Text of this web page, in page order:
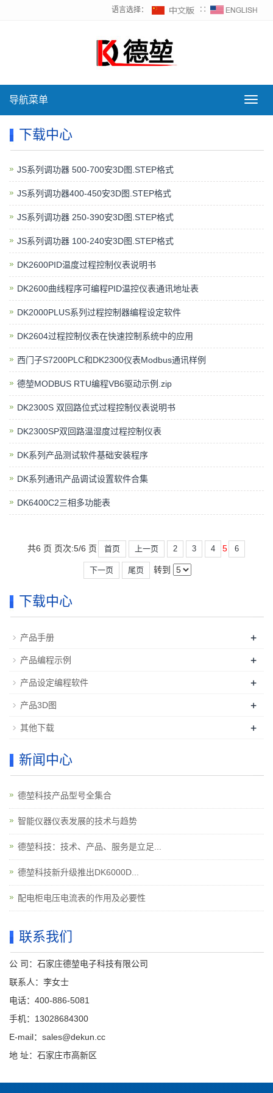
语言选择： ∷
导
导航菜单
下载中心
JS系列调功器 500-700安3D图.STEP格式
JS系列调功器400-450安3D图.STEP格式
JS系列调功器 250-390安3D图.STEP格式
JS系列调功器 100-240安3D图.STEP格式
DK2600PID温度过程控制仪表说明书
DK2600曲线程序可编程PID温控仪表通讯地址表
DK2000PLUS系列过程控制器编程设定软件
DK2604过程控制仪表在快速控制系统中的应用
西门子S7200PLC和DK2300仪表Modbus通讯样例
德堃MODBUS RTU编程VB6驱动示例.zip
DK2300S 双回路位式过程控制仪表说明书
DK2300SP双回路温湿度过程控制仪表
DK系列产品测试软件基础安装程序
DK系列通讯产品调试设置软件合集
DK6400C2三相多功能表
共6 页 页次:5/6 页 首页 上一页 2 3 4 5 6
下一页 尾页 转到
下载中心
产品手册 +
产品编程示例 +
产品设定编程软件 +
产品3D图 +
其他下载 +
新闻中心
德堃科技产品型号全集合
智能仪器仪表发展的技术与趋势
德堃科技：技术、产品、服务是立足...
德堃科技新升级推出DK6000D...
配电柜电压电流表的作用及必要性
联系我们
公 司：石家庄德堃电子科技有限公司
联系人：李女士
电话：400-886-5081
手机：13028684300
E-mail：sales@dekun.cc
地 址：石家庄市高新区